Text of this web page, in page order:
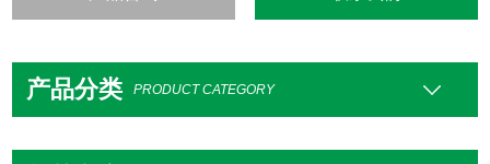
产品分类 PRODUCT CATEGORY